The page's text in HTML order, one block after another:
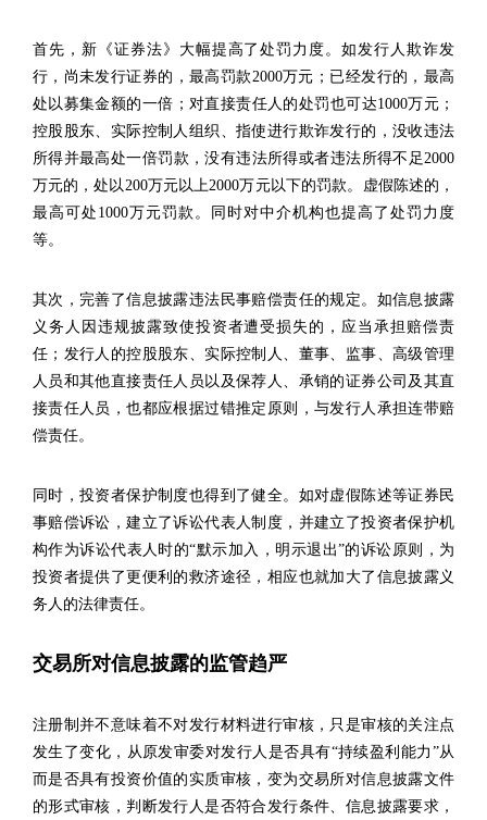
首先，新《证券法》大幅提高了处罚力度。如发行人欺诈发
行，尚未发行证券的，最高罚款2000万元；已经发行的，最高
处以募集金额的一倍；对直接责任人的处罚也可达1000万元；
控股股东、实际控制人组织、指使进行欺诈发行的，没收违法
所得并最高处一倍罚款，没有违法所得或者违法所得不足2000
万元的，处以200万元以上2000万元以下的罚款。虚假陈述的，
最高可处1000万元罚款。同时对中介机构也提高了处罚力度
等。
其次，完善了信息披露违法民事赔偿责任的规定。如信息披露
义务人因违规披露致使投资者遭受损失的，应当承担赔偿责
任；发行人的控股股东、实际控制人、董事、监事、高级管理
人员和其他直接责任人员以及保荐人、承销的证券公司及其直
接责任人员，也都应根据过错推定原则，与发行人承担连带赔
偿责任。
同时，投资者保护制度也得到了健全。如对虚假陈述等证券民
事赔偿诉讼，建立了诉讼代表人制度，并建立了投资者保护机
构作为诉讼代表人时的“默示加入，明示退出”的诉讼原则，为
投资者提供了更便利的救济途径，相应也就加大了信息披露义
务人的法律责任。
交易所对信息披露的监管趋严
注册制并不意味着不对发行材料进行审核，只是审核的关注点
发生了变化，从原发审委对发行人是否具有“持续盈利能力”从
而是否具有投资价值的实质审核，变为交易所对信息披露文件
的形式审核，判断发行人是否符合发行条件、信息披露要求，